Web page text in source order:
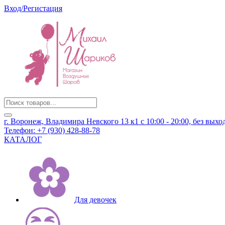
Вход/Регистация
Products
search
г. Воронеж, Владимира Невского 13 к1 с 10:00 - 20:00, без
Телефон: +7 (930) 428-88-78
КАТАЛОГ
Для девочек